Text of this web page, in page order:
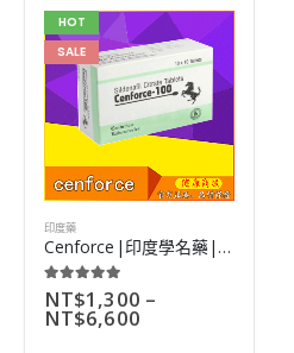
HOT
SALE
印度藥
Cenforce|印度學名藥|專治男性陽痿|價格實惠藥效好|10粒
5.00 out of 5
NT$1,300 –
NT$6,600